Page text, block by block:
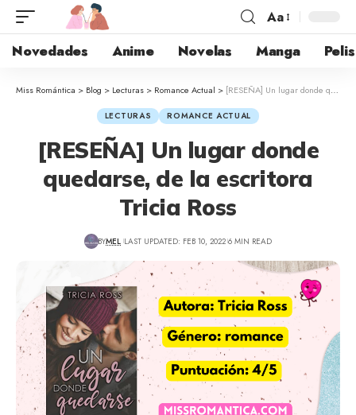
Aa
Novedades Anime Novelas Manga Pelis
Miss Romántica > Blog > Lecturas > Romance Actual > [RESEÑA] Un lugar donde quedarse, de la escritora Tricia Ross
LECTURAS ROMANCE ACTUAL
[RESEÑA] Un lugar donde
quedarse, de la escritora
Tricia Ross
BYMEL LAST UPDATED: FEB 10, 2022 6 MIN READ